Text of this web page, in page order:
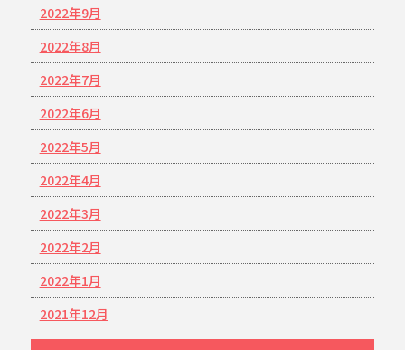
2022年9月
2022年8月
2022年7月
2022年6月
2022年5月
2022年4月
2022年3月
2022年2月
2022年1月
2021年12月